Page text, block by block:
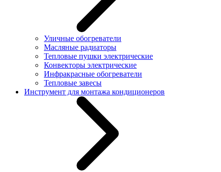
Уличные обогреватели
Масляные радиаторы
Тепловые пушки электрические
Конвекторы электрические
Инфракрасные обогреватели
Тепловые завесы
Инструмент для монтажа кондиционеров